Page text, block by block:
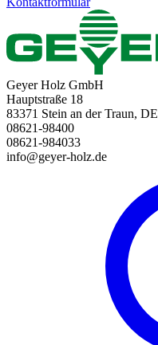
Geyer Holz GmbH
Hauptstraße 18
83371 Stein an der Traun, DE
08621-98400
08621-984033
info@geyer-holz.de